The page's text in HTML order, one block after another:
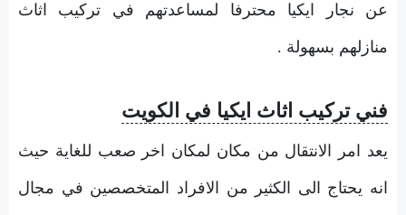
عن نجار ايكيا محترفا لمساعدتهم في تركيب اثاث
منازلهم بسهولة .
فني تركيب اثاث ايكيا في الكويت
يعد امر الانتقال من مكان لمكان اخر صعب للغاية حيث
انه يحتاج الى الكثير من الافراد المتخصصين في مجال